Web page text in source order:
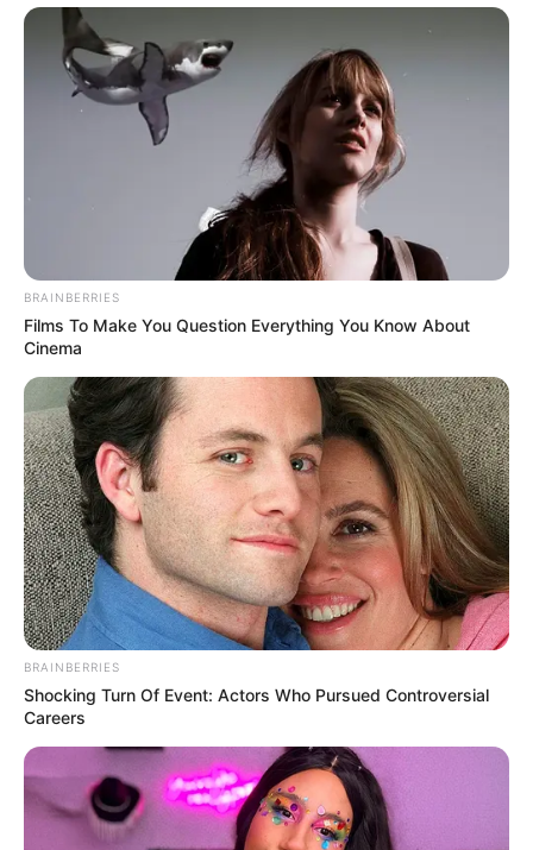
ดูดวงรายวัน|
21 มิ.ย. 2022
แบ่งปัน
ดูดวงรายวัน
ประจำวันอังคาร ที่ 21 มิถุนายน พ.ศ.
2565
คนวันอาทิตย์
ไพ่ประจำวันของท่าน คือ ไพ่สังคม
วันนี้ใครทำงานด้านบริการ ค้าขาย เป็นเซล หรือนาย
หน้า ค่อนข้างโดดเด่น ไปได้ดีมาก ใครทำงาน
ออนไลน์จะได้รับโอกาสดีดีเข้ามา บางท่านอาจพบ
ช่องทางขยายธุรกิจ ด้านการเงินรายรับรายจ่าย
พอกัน บางท่านใช้จ่ายกับภาษีสังคม
คนวันจันทร์
ไพ่ประจำวันของท่าน คือ ไพ่พอดี
BRAINBERRIES
Films To Make You Question Everything You Know About
Cinema
BRAINBERRIES
Shocking Turn Of Event: Actors Who Pursued Controversial
Careers